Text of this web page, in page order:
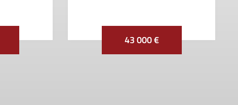
43 000 €